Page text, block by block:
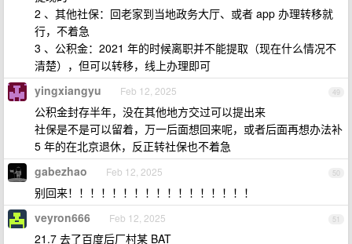
2 、其他社保：回老家到当地政务大厅、或者 app 办理转移就
行，不着急
3 、公积金：2021 年的时候离职并不能提取（现在什么情况不
清楚），但可以转移，线上办理即可
49
yingxiangyu Feb 12, 2025
公积金封存半年，没在其他地方交过可以提出来
社保是不是可以留着，万一后面想回来呢，或者后面再想办法补
5 年的在北京退休，反正转社保也不着急
50
gabezhao Feb 12, 2025
别回来！！！！！！！！！！！！！！！！！
51
veyron666 Feb 12, 2025
21.7 去了百度后厂村某 BAT